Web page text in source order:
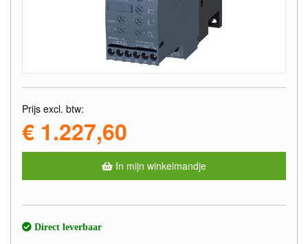
Prijs excl. btw:
€ 1.227,60
In mijn winkelmandje
Direct leverbaar